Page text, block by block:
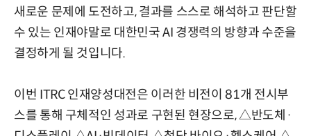
새로운 문제에 도전하고, 결과를 스스로 해석하고 판단할
수 있는 인재야말로 대한민국 AI 경쟁력의 방향과 수준을
결정하게 될 것입니다.
이번 ITRC 인재양성대전은 이러한 비전이 81개 전시부
스를 통해 구체적인 성과로 구현된 현장으로, △반도체·